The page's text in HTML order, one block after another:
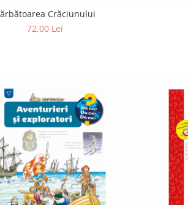
Crăciunului
72,00 Lei